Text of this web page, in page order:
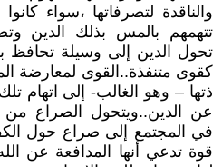
والناقدة لتصرفاتها ،سواء
تتهمهم بالمس بذلك الدين
تحول الدين إلى وسيلة تحافظ
كقوى متنفذة..القوى لمعارضة
ذتها – وهو الغالب- إلى اتهام
عن الدين..ويتحول الصراع
في المجتمع إلى صراع حول
قوة تدعي أنها المدافعة عن